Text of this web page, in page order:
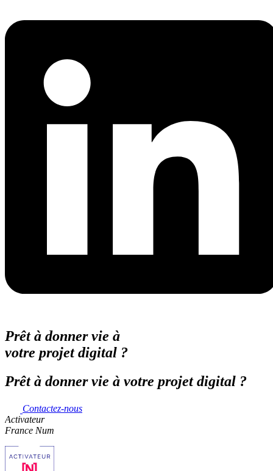
Prêt à donner vie à
votre projet digital ?
Prêt à donner vie à votre projet digital ?
Contactez-nous
Activateur
France Num